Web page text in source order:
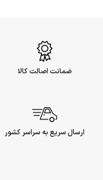
ضمانت اصالت کالا
ارسال سریع به سراسر کشور